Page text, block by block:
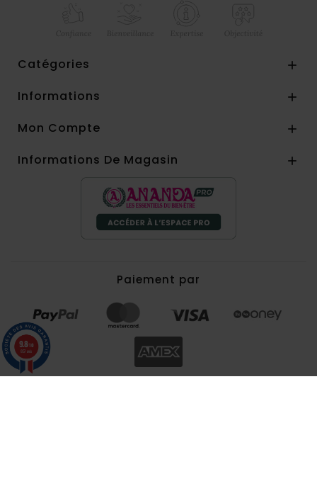
Catégories 
Informations 
Mon Compte 
Informations De Magasin 
Paiement par
9.8/10
857 avis